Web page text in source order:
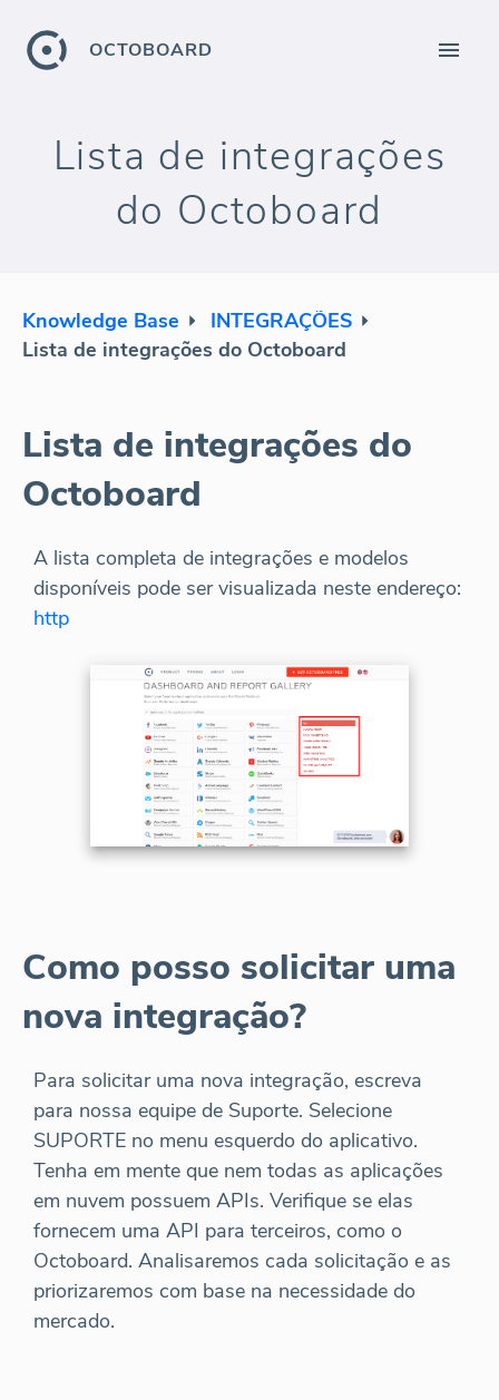
OCTOBOARD
Lista de integrações
do Octoboard
Knowledge Base
INTEGRAÇÕES
Lista de integrações do Octoboard
Lista de integrações do
Octoboard
A lista completa de integrações e modelos
disponíveis pode ser visualizada neste endereço:
http
Como posso solicitar uma
nova integração?
Para solicitar uma nova integração, escreva
para nossa equipe de Suporte. Selecione
SUPORTE no menu esquerdo do aplicativo.
Tenha em mente que nem todas as aplicações
em nuvem possuem APIs. Verifique se elas
fornecem uma API para terceiros, como o
Octoboard. Analisaremos cada solicitação e as
priorizaremos com base na necessidade do
mercado.